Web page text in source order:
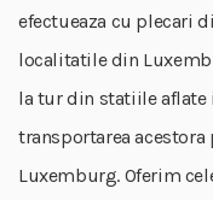
efectueaza cu plecari
localitatile din
la tur din statiile aflate
transportarea
Luxemburg. Oferim